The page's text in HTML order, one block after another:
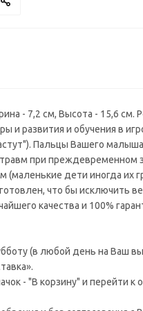
- 7,2 см, Высота - 15,6 см.
и развития и обучения в
Пальцы Вашего
при преждевременном
(маленькие дети иногда их
что бы исключить
качества и 100%
(в любой день на Ваш
- "В корзину" и перейти к